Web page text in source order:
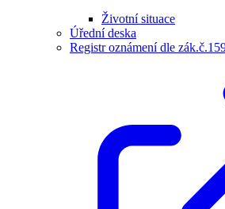
Životní situace
Úřední deska
Registr oznámení dle